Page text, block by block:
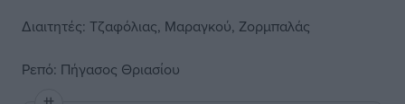
Διαιτητές: Τζαφόλιας, Μαραγκού, Ζορμπαλάς
Ρεπό: Πήγασος Θριασίου